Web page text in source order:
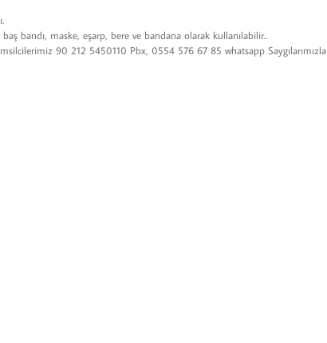
bandı, maske, eşarp, bere ve bandana olarak kullanılabilir..
90 212 5450110 Pbx, 0554 576 67 85 whatsapp Saygılarımızla